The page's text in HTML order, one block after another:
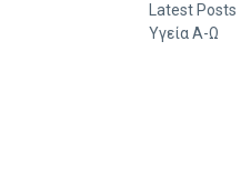
Latest Posts
Υγεία Α-Ω